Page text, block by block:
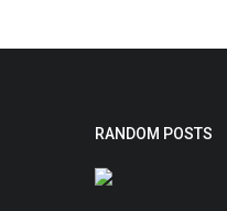
RANDOM POSTS